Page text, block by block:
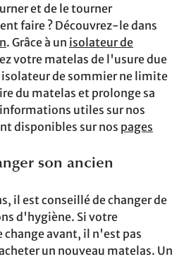
et de le tourner
faire ? Découvrez-le dans
. Grâce à un isolateur de
votre matelas de l'usure due
de sommier ne limite
du matelas et prolonge sa
utiles sur nos
disponibles sur nos pages
son ancien
il est conseillé de changer de
d'hygiène. Si votre
change avant, il n'est pas
un nouveau matelas. Un